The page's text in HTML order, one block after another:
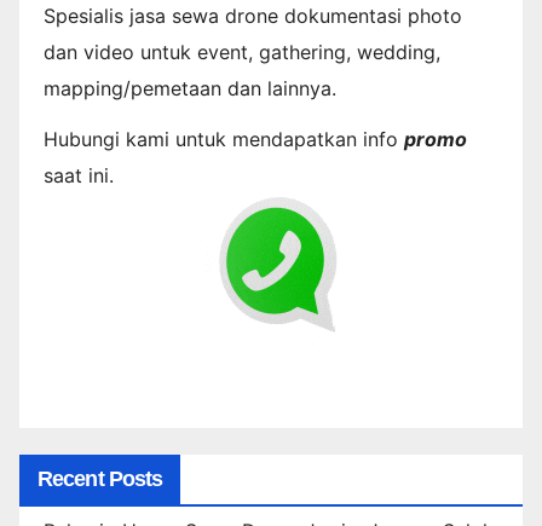
Spesialis jasa sewa drone dokumentasi photo
dan video untuk event, gathering, wedding,
mapping/pemetaan dan lainnya.
Hubungi kami untuk mendapatkan info promo
saat ini.
Recent Posts